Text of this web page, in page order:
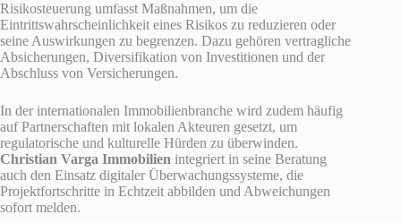
Risikosteuerung umfasst Maßnahmen, um die
Eintrittswahrscheinlichkeit eines Risikos zu reduzieren oder
seine Auswirkungen zu begrenzen. Dazu gehören vertragliche
Absicherungen, Diversifikation von Investitionen und der
Abschluss von Versicherungen.
In der internationalen Immobilienbranche wird zudem häufig
auf Partnerschaften mit lokalen Akteuren gesetzt, um
regulatorische und kulturelle Hürden zu überwinden.
Christian Varga Immobilien integriert in seine Beratung
auch den Einsatz digitaler Überwachungssysteme, die
Projektfortschritte in Echtzeit abbilden und Abweichungen
sofort melden.